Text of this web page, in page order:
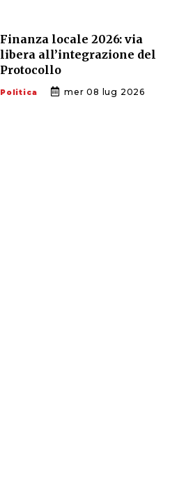
Finanza locale 2026: via
libera all’integrazione del
Protocollo
Politica mer 08 lug 2026